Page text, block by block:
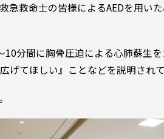
急救命士の皆様によるAEDを用い
分間に胸骨圧迫による心肺蘇生
てほしい』ことなどを説明されて